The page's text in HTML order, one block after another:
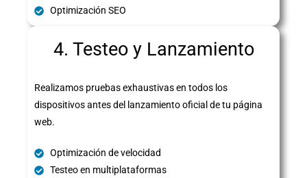
Optimización SEO
4. Testeo y Lanzamiento
Realizamos pruebas exhaustivas en todos los
dispositivos antes del lanzamiento oficial de tu página
web.
Optimización de velocidad
Testeo en multiplataformas